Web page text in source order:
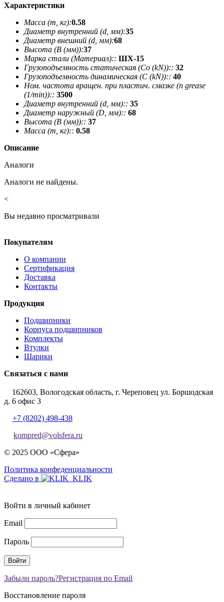
Характеристики
Масса (m, кг):0.58
Диаметр внутренний (d, мм):35
Диаметр внешний (d, мм):68
Высота (В (мм)):37
Марка стали (Материал):: ШХ-15
Грузоподъемность статическая (Co (kN)):: 32
Грузоподъемность динамическая (C (kN)):: 40
Ном. частота вращен. при пластич. смазке (n grease
(1/min)):: 3500
Диаметр внутренний (d, мм):: 35
Диаметр наружный (D, мм):: 68
Высота (В (мм)):: 37
Масса (m, кг):: 0.58
Описание
Аналоги
Аналоги не найдены.
<
Вы недавно просматривали
Покупателям
О компании
Сертификация
Доставка
Контакты
Продукция
Подшипники
Корпуса подшипников
Комплекты
Втулки
Шарики
Связаться с нами
162603, Вологодская область, г. Череповец ул. Боршодская
д. 6 офис 3
+7 (8202) 498-438
kompred@volsfera.ru
© 2025 ООО «Сфера»
Политика конфеденциальности
Сделано в
Войти в личный кабинет
Email
Пароль
Забыли пароль?Регистрация по Email
Восстановление пароля